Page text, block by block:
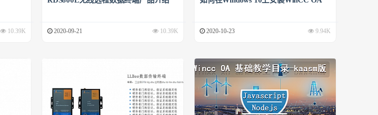
10.39K 2020-09-21 10.39K 2020-10-23 9.94K